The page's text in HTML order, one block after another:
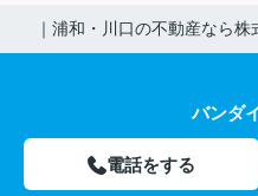
｜浦和・川口の不動産なら株
バンダ
電話をする